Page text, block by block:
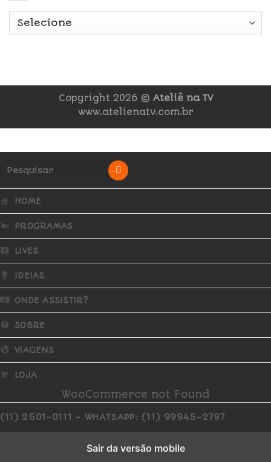
Copyright 2026 © Ateliê na TV
www.atelienatv.com.br
HOME
PROGRAMAS
LIVES
IDEIAS
ONDE ASSISTIR?
SOBRE
VIAGENS
LOJA
WooCommerce not Found
(11) 2501-0111 - WHATSAPP: (11) 99945-2797
Sair da versão mobile